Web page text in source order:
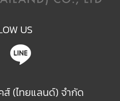
US
ส์ (ไทยแลนด์) จำกัด